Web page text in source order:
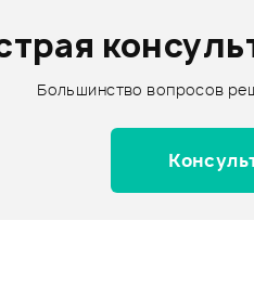
Большинство вопросов